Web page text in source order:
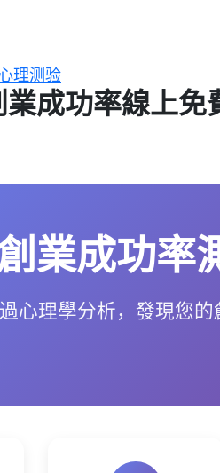
理测验
業成功率線上免
業成功率
心理學分析，發現您的